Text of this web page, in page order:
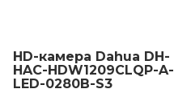
HD-камера Dahua DH-
HAC-HDW1209CLQP-A-
LED-0280B-S3